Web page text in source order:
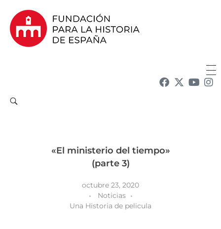
«El ministerio del tiempo»
(parte 3)
octubre 23, 2020
Noticias
Una Historia de pelicula